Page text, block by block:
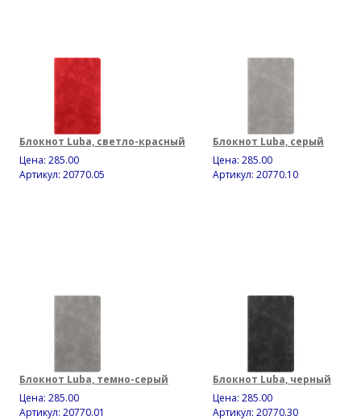
Блокнот Luba, светло-красный
Цена: 285.00
Артикул: 20770.05
Блокнот Luba, серый
Цена: 285.00
Артикул: 20770.10
Блокнот Luba, темно-серый
Цена: 285.00
Артикул: 20770.01
Блокнот Luba, черный
Цена: 285.00
Артикул: 20770.30